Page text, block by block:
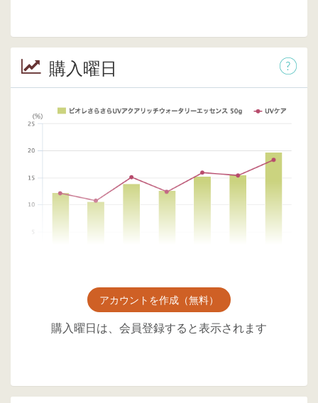
購入曜日
アカウントを作成（無料）
購入曜日は、会員登録すると表示されます